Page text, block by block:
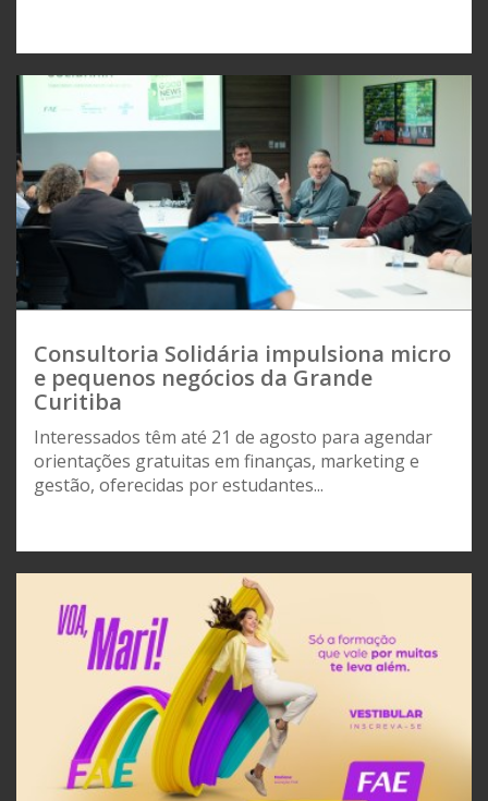
Consultoria Solidária impulsiona micro
e pequenos negócios da Grande
Curitiba
Interessados têm até 21 de agosto para agendar
orientações gratuitas em finanças, marketing e
gestão, oferecidas por estudantes...